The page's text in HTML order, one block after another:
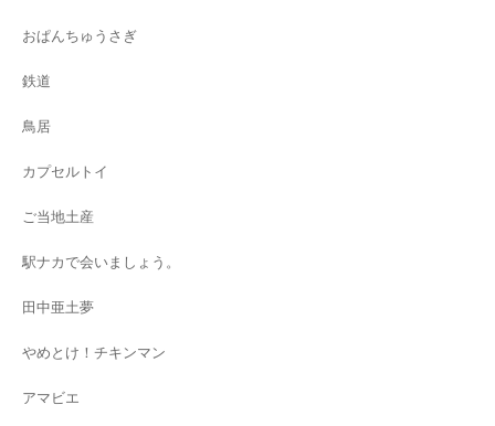
おぱんちゅうさぎ
鉄道
鳥居
カプセルトイ
ご当地土産
駅ナカで会いましょう。
田中亜土夢
やめとけ！チキンマン
アマビエ